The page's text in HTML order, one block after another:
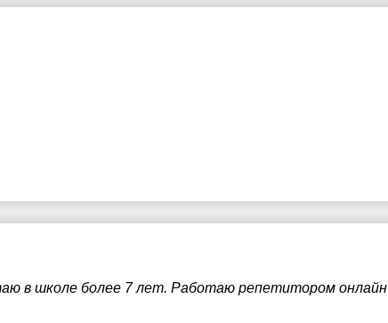
в школе более 7 лет. Работаю репетитором онлайн